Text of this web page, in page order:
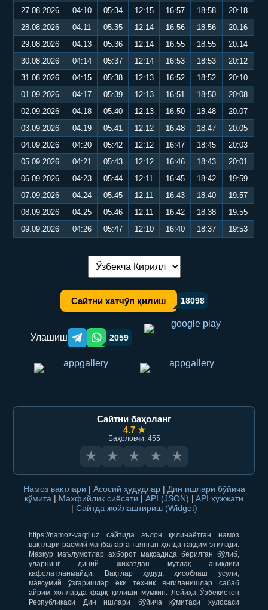
27.08.2026
04:10 05:34 12:15 16:57 18:58
20:18
28.08.2026
04:11 05:35 12:14 16:56 18:56
20:16
29.08.2026
04:13 05:36 12:14 16:55 18:55
20:14
30.08.2026
04:14 05:37 12:14 16:53 18:53
20:12
31.08.2026
04:15 05:38 12:13 16:52 18:52
20:10
01.09.2026
04:17 05:39 12:13 16:51 18:50
20:08
02.09.2026
04:18 05:40 12:13 16:50 18:48
20:07
03.09.2026
04:19 05:41 12:12 16:48 18:47
20:05
04.09.2026
04:20 05:42 12:12 16:47 18:45
20:03
05.09.2026
04:21 05:43 12:12 16:46 18:43
20:01
06.09.2026
04:23 05:44 12:11 16:45 18:42
19:59
07.09.2026
04:24 05:45 12:11 16:43 18:40
19:57
08.09.2026
04:25 05:46 12:11 16:42 18:38
19:55
09.09.2026
04:26 05:47 12:10 16:40 18:37 19:53
Тилни алмаштириш:
Сайтни хатчўп қилиш 18098
Улашиш Telegram orqali ulashish
WhatsApp orqali ulashish
2059
Сайтни баҳоланг
4.7 ★
Баҳоловчи: 455
★ ★ ★ ★ ★
Намоз вақтлари | Асосий ҳудудлар | Дин ишлари бўйича
қўмита | Махфийлик сиёсати | API (JSON) | API ҳужжати
| Сайтда жойлаштириш (Widget)
https://namoz-vaqti.uz сайтида эълон қилинаётган намоз
вақтлари расмий манбаларга таянган ҳолда тақдим этилади.
Мазкур маълумотлар ахборот мақсадида берилган бўлиб,
уларнинг диний жиҳатдан мутлақ аниқлиги
кафолатланмайди. Вақтлар ҳудуд, ҳисоблаш усули,
мавсумий ўзгаришлар ёки техник янгиланишлар сабаб
айрим ҳолларда фарқ қилиши мумкин. Лойиҳа Ўзбекистон
Республикаси Дин ишлари бўйича қўмитаси хулосаси